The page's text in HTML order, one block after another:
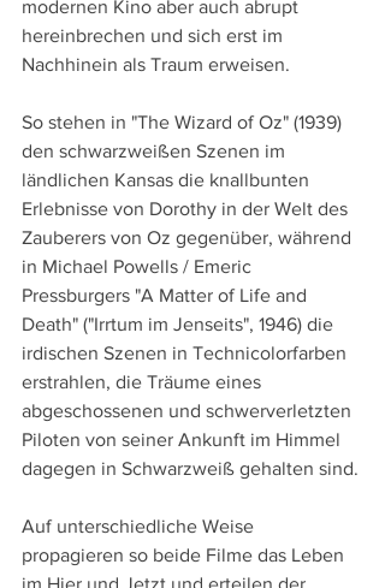
modernen Kino aber auch abrupt
hereinbrechen und sich erst im
Nachhinein als Traum erweisen.
So stehen in "The Wizard of Oz" (1939)
den schwarzweißen Szenen im
ländlichen Kansas die knallbunten
Erlebnisse von Dorothy in der Welt des
Zauberers von Oz gegenüber, während
in Michael Powells / Emeric
Pressburgers "A Matter of Life and
Death" ("Irrtum im Jenseits", 1946) die
irdischen Szenen in Technicolorfarben
erstrahlen, die Träume eines
abgeschossenen und schwerverletzten
Piloten von seiner Ankunft im Himmel
dagegen in Schwarzweiß gehalten sind.
Auf unterschiedliche Weise
propagieren so beide Filme das Leben